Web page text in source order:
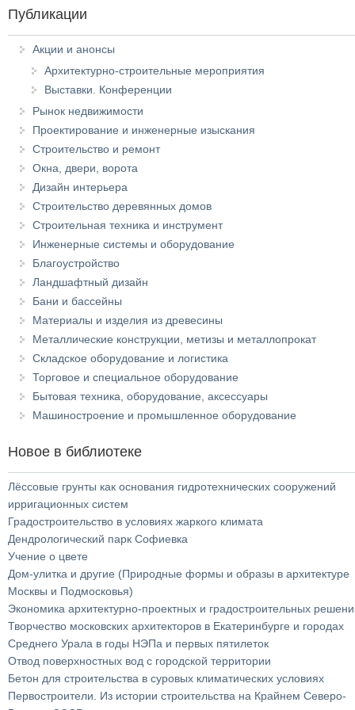
Публикации
Акции и анонсы
Архитектурно-строительные мероприятия
Выставки. Конференции
Рынок недвижимости
Проектирование и инженерные изыскания
Строительство и ремонт
Окна, двери, ворота
Дизайн интерьера
Строительство деревянных домов
Строительная техника и инструмент
Инженерные системы и оборудование
Благоустройство
Ландшафтный дизайн
Бани и бассейны
Материалы и изделия из древесины
Металлические конструкции, метизы и металлопрокат
Складское оборудование и логистика
Торговое и специальное оборудование
Бытовая техника, оборудование, аксессуары
Машиностроение и промышленное оборудование
Новое в библиотеке
Лёссовые грунты как основания гидротехнических сооружений
ирригационных систем
Градостроительство в условиях жаркого климата
Дендрологический парк Софиевка
Учение о цвете
Дом-улитка и другие (Природные формы и образы в архитектуре
Москвы и Подмосковья)
Экономика архитектурно-проектных и градостроительных
Творчество московских архитекторов в Екатеринбурге и городах
Среднего Урала в годы НЭПа и первых пятилеток
Отвод поверхностных вод с городской территории
Бетон для строительства в суровых климатических условиях
Первостроители. Из истории строительства на Крайнем Северо-